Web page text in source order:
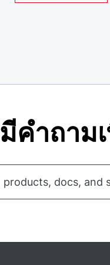
มีคําถาม
products, docs, and